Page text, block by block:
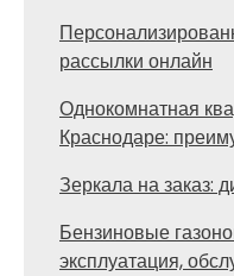
рассылки онлайн
Однокомнатная
Краснодаре:
Зеркала на заказ:
Бензиновые
эксплуатация,